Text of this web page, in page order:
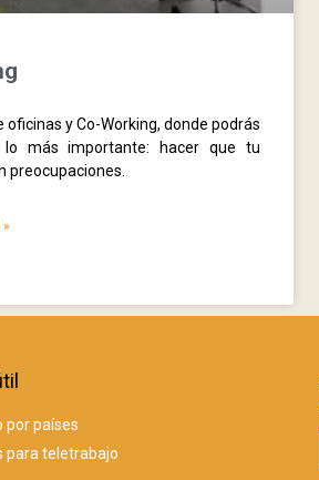
oficinas y Co-Working, donde podrás
lo más importante: hacer que tu
preocupaciones.
»
por países
para teletrabajo